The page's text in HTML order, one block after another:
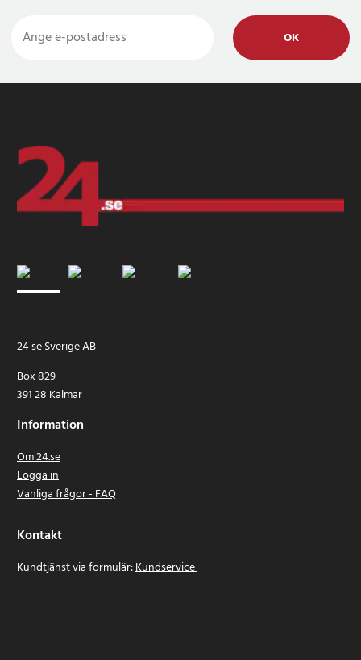
OK
24 se Sverige AB
Box 829
391 28 Kalmar
Information
Om 24.se
Logga in
Vanliga frågor - FAQ
Kontakt
Kundtjänst via formulär:Kundservice